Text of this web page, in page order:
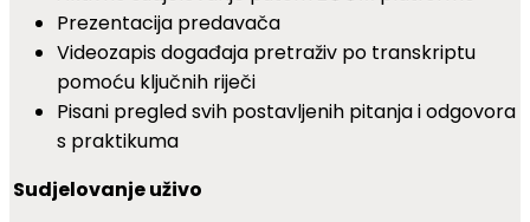
Prezentacija predavača
Videozapis događaja pretraživ po transkriptu
pomoću ključnih riječi
Pisani pregled svih postavljenih pitanja i odgovora
s praktikuma
Sudjelovanje uživo